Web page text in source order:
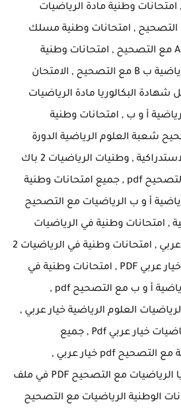
مع التصحيح Pdf , امتحانات وطنية مادة الرياضيات
مع التصحيح , امتحانات وطنية مسلك
العلوم الرياضية أ A مع التصحيح , امتحانات وطنية
مسلك العلوم الرياضية ب B مع التصحيح , الامتحان
شهادة البكالوريا مادة الرياضيات
أ و ب , امتحانات وطنية
شعبة العلوم الرياضية الدورة
العادية و الدورة الاستدراكية , وطنيات الرياضيات 2 باك
علوم رياضية مع التصحيح pdf , جميع امتحانات وطنية
أ و ب الرياضيات مع التصحيح
, امتحانات وطنية في الرياضيات
علوم رياضية خيار عربي , امتحانات وطنية في الرياضيات 2
باك علوم رياضية خيار عربي PDF , امتحانات وطنية في
الرياضيات علوم رياضية أ و ب مع التصحيح pdf ,
العلوم الرياضية خيار عربي ,
امتحان وطني الرياضيات خيار عربي Pdf , جميع
الامتحانات الوطنية مع التصحيح pdf خيار عربي ,
امتحانات البكالوريا الرياضيات مع التصحيح PDF في ملف
الوطنية الرياضيات مع التصحيح